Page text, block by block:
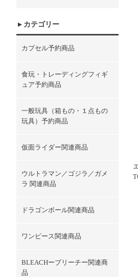
カテゴリー
カプセル予約商品
食玩・トレーディングフィギ
ュア予約商品
一般玩具（箱もの・１点もの
玩具）予約商品
仮面ライダー関連商品
ウルトラマン／ゴジラ／ガメ
ラ 関連商品
ドラゴンボール関連商品
ワンピース関連商品
BLEACHーブリーチー関連商
品